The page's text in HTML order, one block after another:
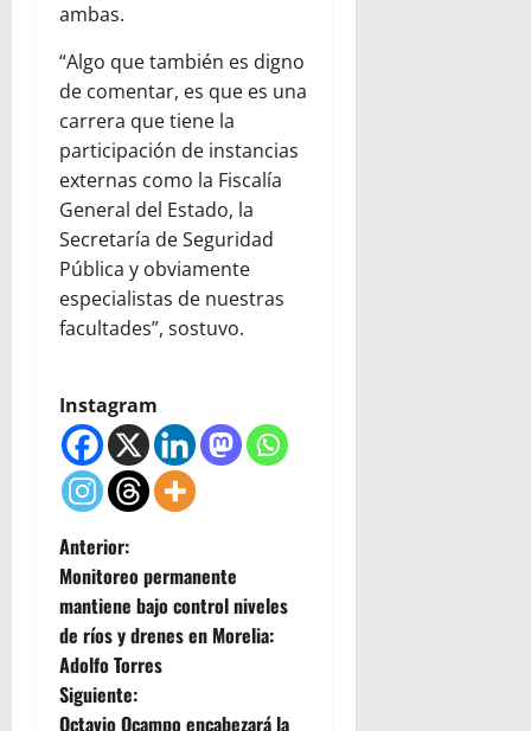
ambas.
“Algo que también es digno
de comentar, es que es una
carrera que tiene la
participación de instancias
externas como la Fiscalía
General del Estado, la
Secretaría de Seguridad
Pública y obviamente
especialistas de nuestras
facultades”, sostuvo.
Instagram
N
a
v
e
Anterior:
Monitoreo permanente
mantiene bajo control niveles
de ríos y drenes en Morelia:
Adolfo Torres
Siguiente:
Octavio Ocampo encabezará la